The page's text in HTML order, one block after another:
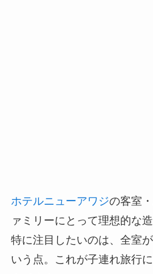
ホテルニューアワジの客室
ァミリーにとって理想的な
特に注目したいのは、全室
いう点。これが子連れ旅行